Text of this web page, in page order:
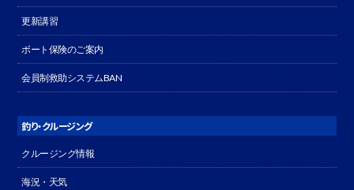
更新講習
ボート保険のご案内
会員制救助システムBAN
釣り・クルージング
クルージング情報
海況・天気